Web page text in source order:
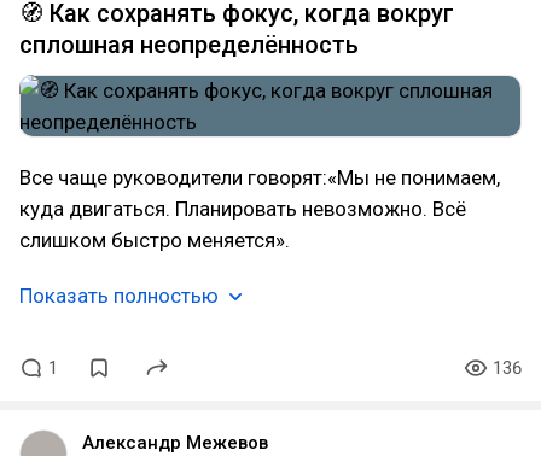
🧭 Как сохранять фокус, когда вокруг
сплошная неопределённость
Все чаще руководители говорят:«Мы не понимаем,
куда двигаться. Планировать невозможно. Всё
слишком быстро меняется».
Показать полностью
1 136
Александр Межевов